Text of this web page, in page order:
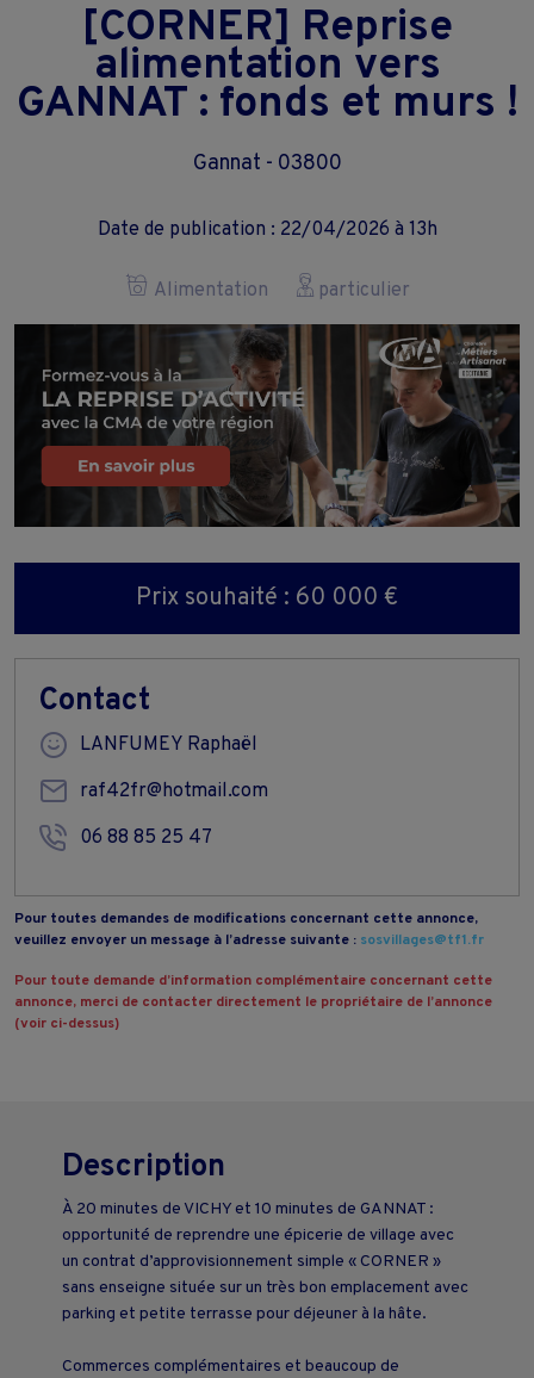
[CORNER] Reprise
alimentation vers
GANNAT : fonds et murs !
Gannat - 03800
Date de publication : 22/04/2026 à 13h
Alimentation particulier
Prix souhaité : 60 000 €
Contact
LANFUMEY Raphaël
raf42fr@hotmail.com
06 88 85 25 47
Pour toutes demandes de modifications concernant cette annonce,
veuillez envoyer un message à l’adresse suivante : sosvillages@tf1.fr
Pour toute demande d’information complémentaire concernant cette
annonce, merci de contacter directement le propriétaire de l’annonce
(voir ci-dessus)
Description
À 20 minutes de VICHY et 10 minutes de GANNAT :
opportunité de reprendre une épicerie de village avec
un contrat d’approvisionnement simple « CORNER »
sans enseigne située sur un très bon emplacement avec
parking et petite terrasse pour déjeuner à la hâte.
Commerces complémentaires et beaucoup de